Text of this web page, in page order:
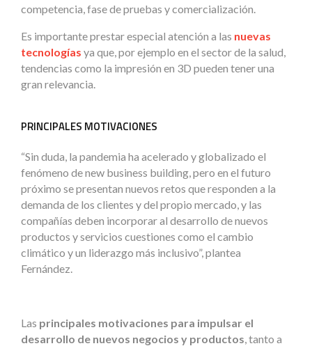
competencia, fase de pruebas y comercialización.
Es importante prestar especial atención a las nuevas
tecnologías ya que, por ejemplo en el sector de la salud,
tendencias como la impresión en 3D pueden tener una
gran relevancia.
PRINCIPALES MOTIVACIONES
“Sin duda, la pandemia ha acelerado y globalizado el
fenómeno de new business building, pero en el futuro
próximo se presentan nuevos retos que responden a la
demanda de los clientes y del propio mercado, y las
compañías deben incorporar al desarrollo de nuevos
productos y servicios cuestiones como el cambio
climático y un liderazgo más inclusivo”, plantea
Fernández.
Las principales motivaciones para impulsar el
desarrollo de nuevos negocios y productos , tanto a